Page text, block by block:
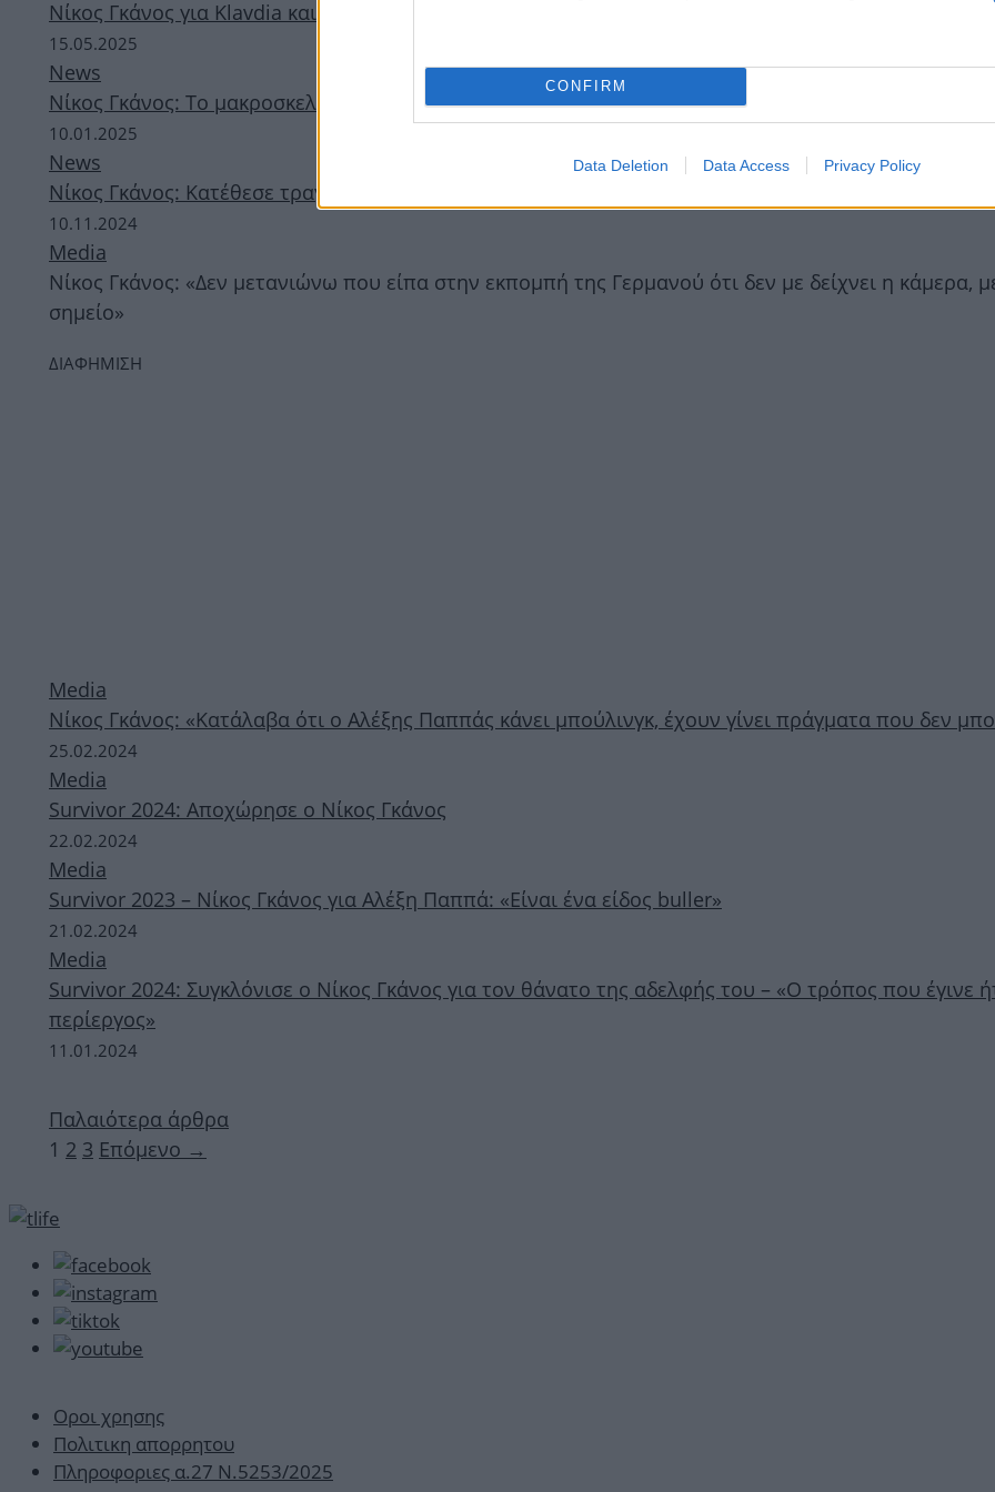
CONFIRM
Data Deletion Data Access Privacy Policy
Νίκος Γκάνος για Klavdia και Eurovision 2025: «Ανατρίχιασα, η φωνή της είναι καταπληκτική, είναι
15.05.2025
News
Νίκος Γκάνος: Το μακροσκελές μήνυμα μετά τον αποκλεισμό του από τον ελληνικό τελικό της
10.01.2025
News
Νίκος Γκάνος: Κατέθεσε τραγούδι για την Eurovision 2025 – Η ανάρτησή του
10.11.2024
Media
Νίκος Γκάνος: «Δεν μετανιώνω που είπα στην εκπομπή της Γερμανού ότι δεν με δείχνει η κάμερα,
σημείο»
ΔΙΑΦΗΜΙΣΗ
Media
Νίκος Γκάνος: «Κατάλαβα ότι ο Αλέξης Παππάς κάνει μπούλινγκ, έχουν γίνει πράγματα που δεν
25.02.2024
Media
Survivor 2024: Αποχώρησε ο Νίκος Γκάνος
22.02.2024
Media
Survivor 2023 – Νίκος Γκάνος για Αλέξη Παππά: «Είναι ένα είδος buller»
21.02.2024
Media
Survivor 2024: Συγκλόνισε ο Νίκος Γκάνος για τον θάνατο της αδελφής του – «Ο τρόπος που έγινε
περίεργος»
11.01.2024
Παλαιότερα άρθρα
Σελίδα
1 Σελίδα
2 Σελίδα
3 Επόμενο →
Οροι χρησης
Πολιτικη απορρητου
Πληροφοριες α.27 Ν.5253/2025